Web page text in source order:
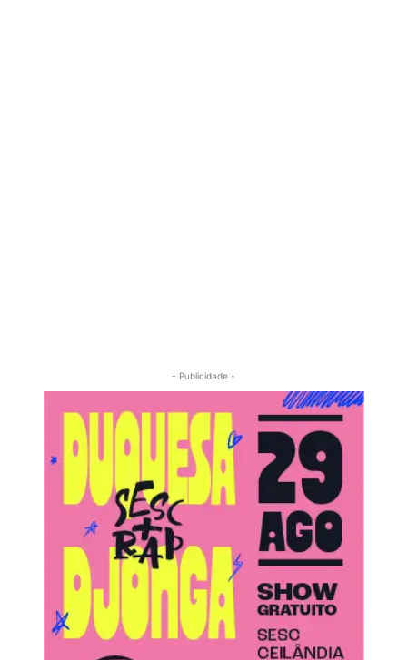
- Publicidade -